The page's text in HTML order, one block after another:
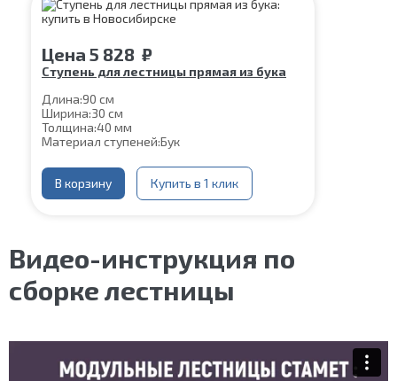
Цена 5 828 ₽
Ступень для лестницы прямая из бука
Длина:90 см
Ширина:30 см
Толщина:40 мм
Материал ступеней:Бук
В корзину Купить в 1 клик
Видео-инструкция по
сборке лестницы